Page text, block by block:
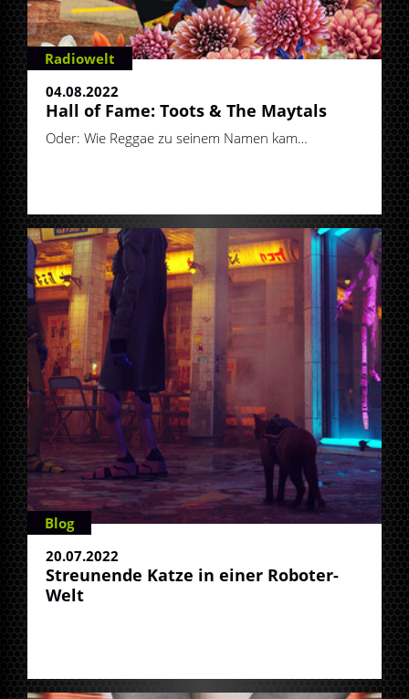
Radiowelt
04.08.2022
Hall of Fame: Toots & The Maytals
Oder: Wie Reggae zu seinem Namen kam…
Blog
20.07.2022
Streunende Katze in einer Roboter-
Welt